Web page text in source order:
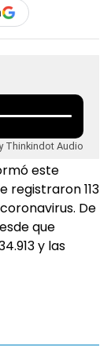
Thinkindot Audio
este
registraron 113
De
que
y las